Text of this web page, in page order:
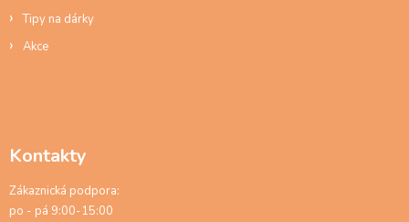
Tipy na dárky
Akce
Kontakty
Zákaznická podpora:
po - pá 9:00-15:00